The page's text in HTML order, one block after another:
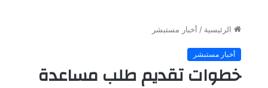
الرئيسية / أخبار مستبشر
أخبار مستبشر
خطوات تقديم طلب مساعدة